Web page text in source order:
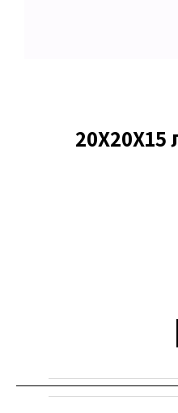
זוית כיסא מעוגלת 20X20X15